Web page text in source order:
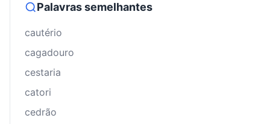
Palavras semelhantes
cautério
cagadouro
cestaria
catori
cedrão